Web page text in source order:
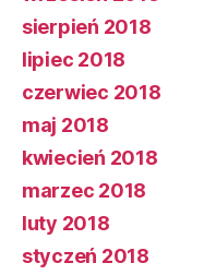
sierpień 2018
lipiec 2018
czerwiec 2018
maj 2018
kwiecień 2018
marzec 2018
luty 2018
styczeń 2018